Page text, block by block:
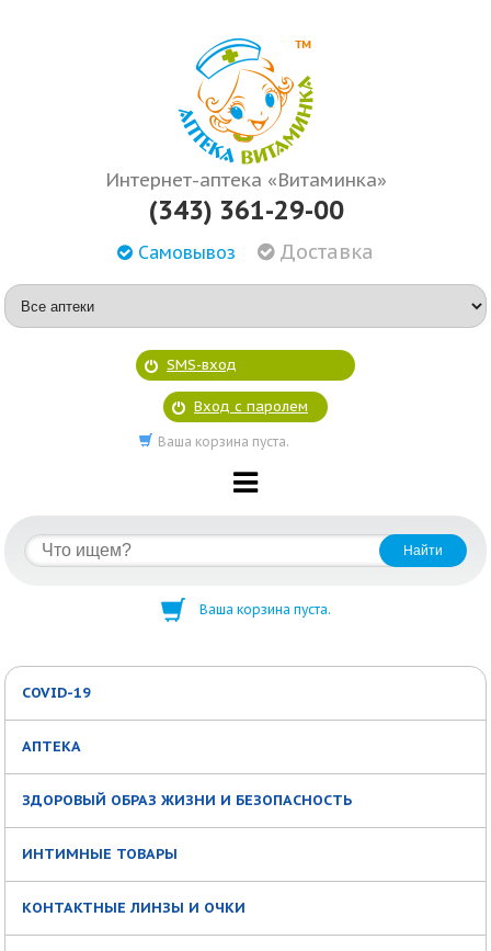
Интернет-аптека «Витаминка»
(343) 361-29-00
Самовывоз Доставка
SMS-вход
Вход с паролем
Ваша корзина пуста.
Ваша корзина пуста.
COVID-19
АПТЕКА
ЗДОРОВЫЙ ОБРАЗ ЖИЗНИ И БЕЗОПАСНОСТЬ
ИНТИМНЫЕ ТОВАРЫ
КОНТАКТНЫЕ ЛИНЗЫ И ОЧКИ